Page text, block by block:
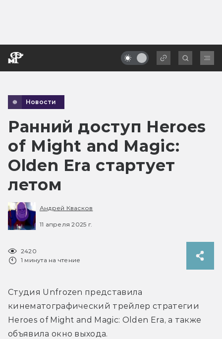
Новости
Ранний доступ Heroes
of Might and Magic:
Olden Era стартует
летом
Андрей Квасков
11 апреля 2025 г.
2420
1 минута на чтение
Студия Unfrozen представила
кинематографический трейлер стратегии
Heroes of Might and Magic: Olden Era, а также
объявила окно выхода.